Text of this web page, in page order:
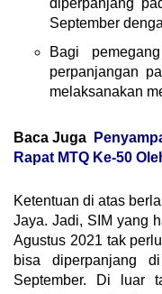
diperpanjang
September
Bagi
perpanjangan
melaksanakan
Baca Juga
Rapat MTQ Ke-50
Ketentuan di atas
Jaya. Jadi, SIM yang
Agustus 2021 tak
bisa diperpanjang
September. Di luar